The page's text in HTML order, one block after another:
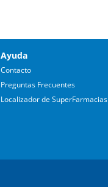
Ayuda
Contacto
Preguntas Frecuentes
Localizador de SuperFarmacias